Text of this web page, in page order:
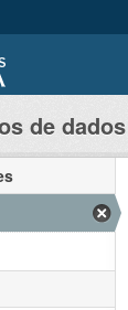
de dados